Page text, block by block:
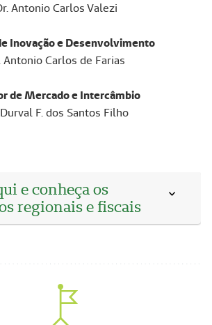
Antonio Carlos Valezi
Inovação e Desenvolvimento
Antonio Carlos de Farias
de Mercado e Intercâmbio
F. dos Santos Filho
e conheça os
regionais e fiscais